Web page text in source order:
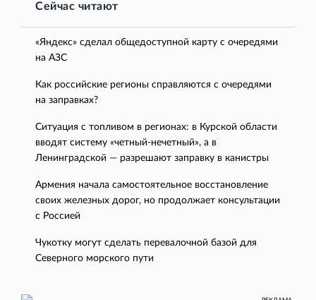
Сейчас читают
«Яндекс» сделал общедоступной карту с очередями
на АЗС
Как российские регионы справляются с очередями
на заправках?
Ситуация с топливом в регионах: в Курской области
вводят систему «четный-нечетный», а в
Ленинградской — разрешают заправку в канистры
Армения начала самостоятельное восстановление
своих железных дорог, но продолжает консультации
с Россией
Чукотку могут сделать перевалочной базой для
Северного морского пути